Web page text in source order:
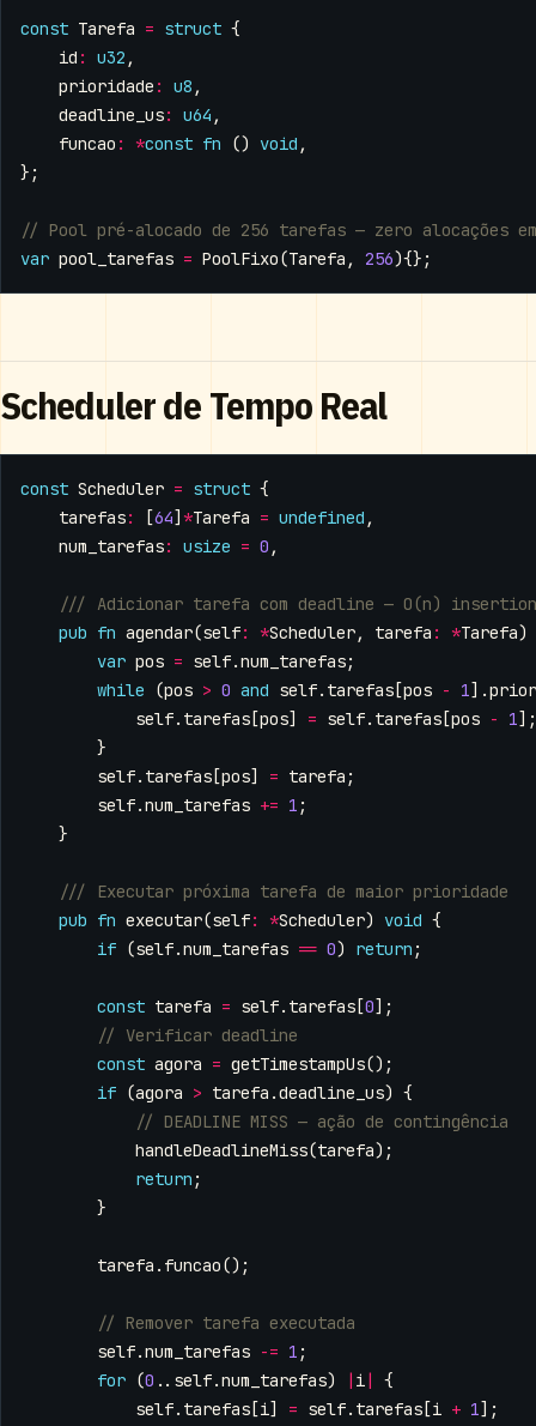
const Tarefa = struct {
id : u32 ,
prioridade : u8 ,
deadline_us: u64 ,
funcao : *const fn () void ,
};
var pool_tarefas = PoolFixo(Tarefa , 256){};
Scheduler de Tempo Real
const Scheduler = struct {
tarefas: [64] *Tarefa = undefined ,
num_tarefas: usize = 0 ,
pub fn agendar(self: *Scheduler, tarefa : *Tarefa)
var pos = self.num_tarefas;
while
(pos > 0 and self. tarefas [pos - 1].
self. tarefas [pos] = self. tarefas [pos - 1];
}
self. tarefas [pos] = tarefa ;
self.num_tarefas += 1 ;
}
pub fn executar(self: *Scheduler) void {
if (self.num_tarefas == 0) return ;
const tarefa = self. tarefas [0];
const agora = getTimestampUs();
if (agora > tarefa .deadline_us) {
handleDeadlineMiss(tarefa);
return ;
}
tarefa . funcao();
self.num_tarefas -= 1 ;
for (0 .. self.num_tarefas) | i|
{
self. tarefas [i] = self. tarefas [i + 1];